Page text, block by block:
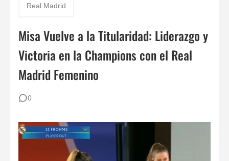
¿Por qué los porteros usan el número 13? Historia, mitos y dorsales legendarios
80 ejercicios físicos para porteros de fútbol
Real Madrid
Misa Vuelve a la Titularidad: Liderazgo y
Victoria en la Champions con el Real
Madrid Femenino
0